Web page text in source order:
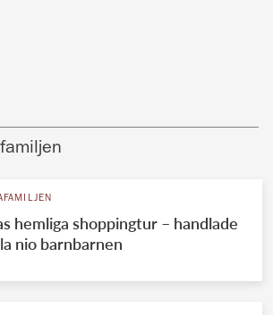
hemliga shoppingtur – handlade
nio barnbarnen